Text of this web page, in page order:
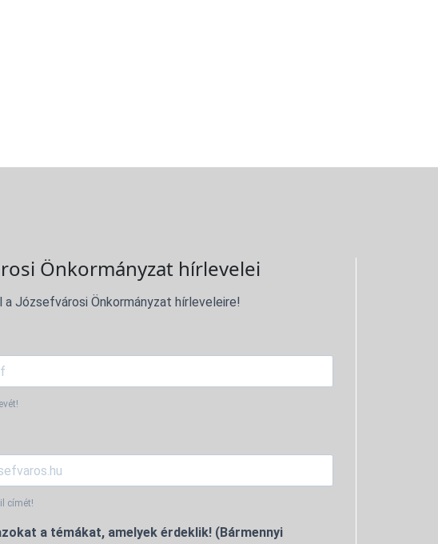
Önkormányzat hírlevelei
Józsefvárosi Önkormányzat hírleveleire!
címét!
a témákat, amelyek érdeklik! (Bármennyi